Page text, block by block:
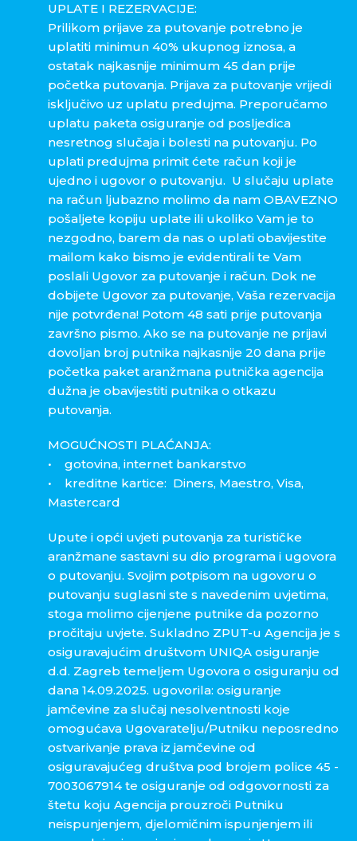
UPLATE I REZERVACIJE:
Prilikom prijave za putovanje potrebno je
uplatiti minimun 40% ukupnog iznosa, a
ostatak najkasnije minimum 45 dan prije
početka putovanja. Prijava za putovanje vrijedi
isključivo uz uplatu predujma. Preporučamo
uplatu paketa osiguranje od posljedica
nesretnog slučaja i bolesti na putovanju. Po
uplati predujma primit ćete račun koji je
ujedno i ugovor o putovanju. U slučaju uplate
na račun ljubazno molimo da nam OBAVEZNO
pošaljete kopiju uplate ili ukoliko Vam je to
nezgodno, barem da nas o uplati obavijestite
mailom kako bismo je evidentirali te Vam
poslali Ugovor za putovanje i račun. Dok ne
dobijete Ugovor za putovanje, Vaša rezervacija
nije potvrđena! Potom 48 sati prije putovanja
završno pismo. Ako se na putovanje ne prijavi
dovoljan broj putnika najkasnije 20 dana prije
početka paket aranžmana putnička agencija
dužna je obavijestiti putnika o otkazu
putovanja.
MOGUĆNOSTI PLAĆANJA:
• gotovina, internet bankarstvo
• kreditne kartice: Diners, Maestro, Visa,
Mastercard
Upute i opći uvjeti putovanja za turističke
aranžmane sastavni su dio programa i ugovora
o putovanju. Svojim potpisom na ugovoru o
putovanju suglasni ste s navedenim uvjetima,
stoga molimo cijenjene putnike da pozorno
pročitaju uvjete. Sukladno ZPUT-u Agencija je s
osiguravajućim društvom UNIQA osiguranje
d.d. Zagreb temeljem Ugovora o osiguranju od
dana 14.09.2025. ugovorila: osiguranje
jamčevine za slučaj nesolventnosti koje
omogućava Ugovaratelju/Putniku neposredno
ostvarivanje prava iz jamčevine od
osiguravajućeg društva pod brojem police 45 -
7003067914 te osiguranje od odgovornosti za
štetu koju Agencija prouzroči Putniku
neispunjenjem, djelomičnim ispunjenjem ili